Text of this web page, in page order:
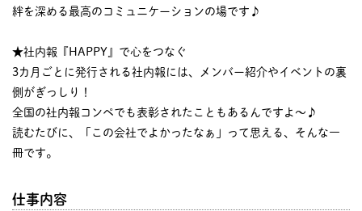
絆を深める最高のコミュニケーションの場です♪
★社内報『HAPPY』で心をつなぐ
3カ月ごとに発行される社内報には、メンバー紹介やイベントの裏
側がぎっしり！
全国の社内報コンペでも表彰されたこともあるんですよ〜♪
読むたびに、「この会社でよかったなぁ」って思える、そんな一
冊です。
仕事内容